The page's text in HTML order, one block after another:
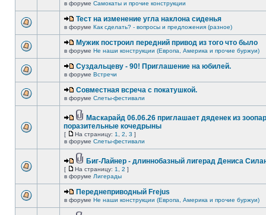
в форуме Самокаты и прочие конструкции
Тест на изменение угла наклона сиденья
в форуме Как сделать? - вопросы и предложения (разное)
Мужик построил передний привод из того что было
в форуме Не наши конструкции (Европа, Америка и прочие буржуи)
Суздальцеву - 90! Приглашение на юбилей.
в форуме Встречи
Совместная всреча с покатушкой.
в форуме Слеты-фестивали
Маскарайд 06.06.26 приглашает дяденек из
поразительные кочедрыны
[ На страницу: 1 2 3 ]
в форуме Слеты-фестивали
Биг-Лайнер - длиннобазный лигерад Дениса
[ На страницу: 1 2 ]
в форуме Лигерады
Переднеприводный Frejus
в форуме Не наши конструкции (Европа, Америка и прочие буржуи)